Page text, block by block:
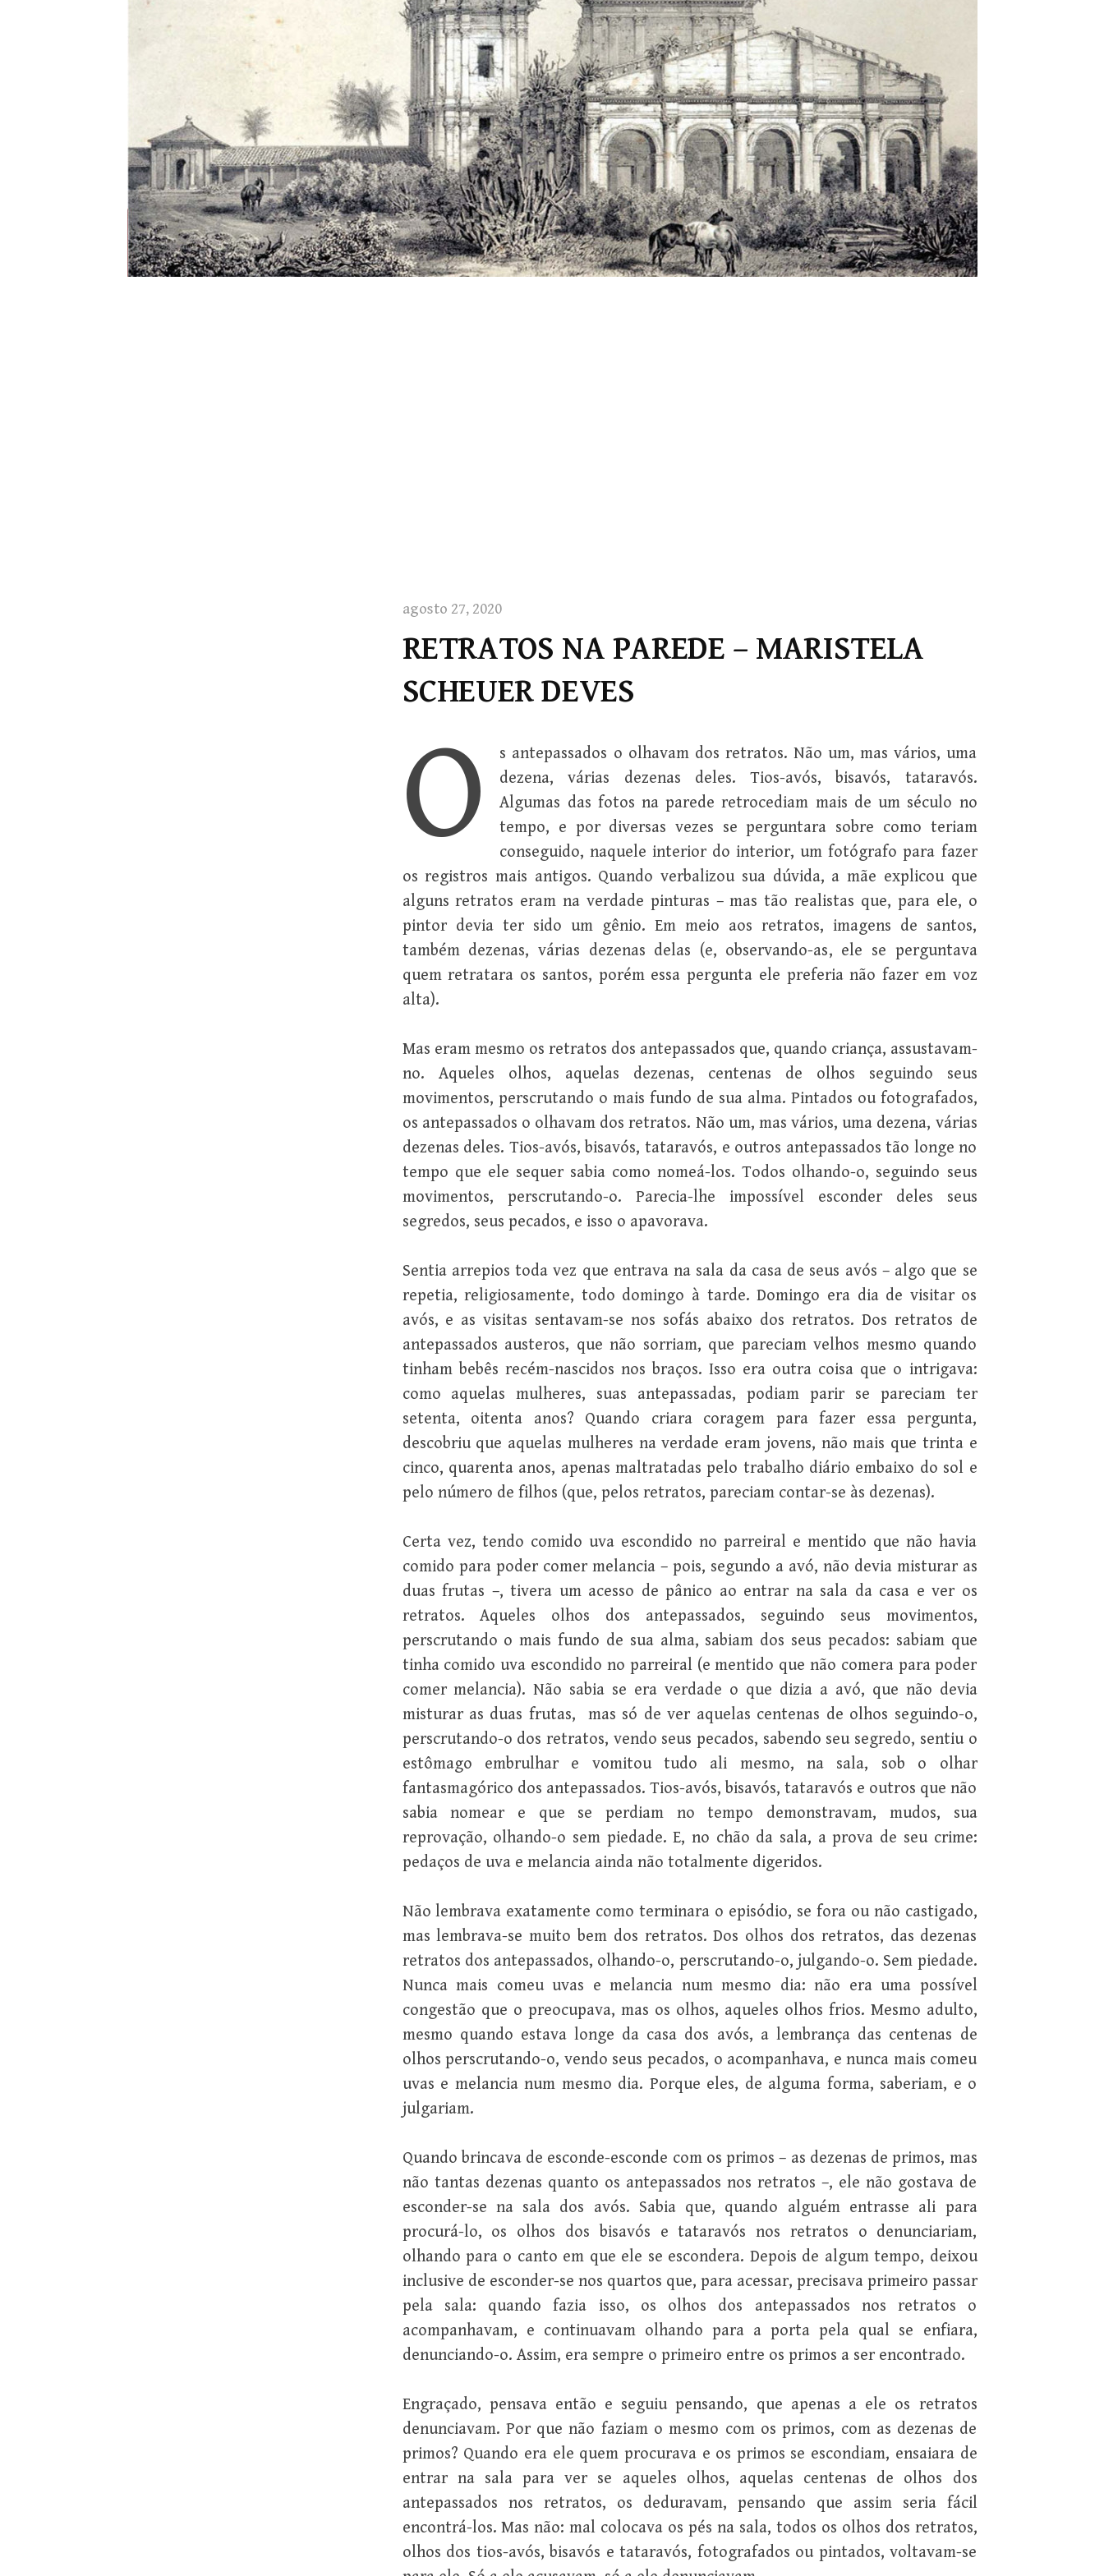
agosto 27, 2020
RETRATOS NA PAREDE – MARISTELA
SCHEUER DEVES
O
s antepassados o olhavam dos retratos. Não um, mas vários, uma
dezena, várias dezenas deles. Tios-avós, bisavós, tataravós.
Algumas das fotos na parede retrocediam mais de um século no
tempo, e por diversas vezes se perguntara sobre como teriam
conseguido, naquele interior do interior, um fotógrafo para fazer
os registros mais antigos. Quando verbalizou sua dúvida, a mãe explicou que
alguns retratos eram na verdade pinturas – mas tão realistas que, para ele, o
pintor devia ter sido um gênio. Em meio aos retratos, imagens de santos,
também dezenas, várias dezenas delas (e, observando-as, ele se perguntava
quem retratara os santos, porém essa pergunta ele preferia não fazer em voz
alta).
Mas eram mesmo os retratos dos antepassados que, quando criança, assustavam-
no. Aqueles olhos, aquelas dezenas, centenas de olhos seguindo seus
movimentos, perscrutando o mais fundo de sua alma. Pintados ou fotografados,
os antepassados o olhavam dos retratos. Não um, mas vários, uma dezena, várias
dezenas deles. Tios-avós, bisavós, tataravós, e outros antepassados tão longe no
tempo que ele sequer sabia como nomeá-los. Todos olhando-o, seguindo seus
movimentos, perscrutando-o. Parecia-lhe impossível esconder deles seus
segredos, seus pecados, e isso o apavorava.
Sentia arrepios toda vez que entrava na sala da casa de seus avós – algo que se
repetia, religiosamente, todo domingo à tarde. Domingo era dia de visitar os
avós, e as visitas sentavam-se nos sofás abaixo dos retratos. Dos retratos de
antepassados austeros, que não sorriam, que pareciam velhos mesmo quando
tinham bebês recém-nascidos nos braços. Isso era outra coisa que o intrigava:
como aquelas mulheres, suas antepassadas, podiam parir se pareciam ter
setenta, oitenta anos? Quando criara coragem para fazer essa pergunta,
descobriu que aquelas mulheres na verdade eram jovens, não mais que trinta e
cinco, quarenta anos, apenas maltratadas pelo trabalho diário embaixo do sol e
pelo número de filhos (que, pelos retratos, pareciam contar-se às dezenas).
Certa vez, tendo comido uva escondido no parreiral e mentido que não havia
comido para poder comer melancia – pois, segundo a avó, não devia misturar as
duas frutas –, tivera um acesso de pânico ao entrar na sala da casa e ver os
retratos. Aqueles olhos dos antepassados, seguindo seus movimentos,
perscrutando o mais fundo de sua alma, sabiam dos seus pecados: sabiam que
tinha comido uva escondido no parreiral (e mentido que não comera para poder
comer melancia). Não sabia se era verdade o que dizia a avó, que não devia
misturar as duas frutas, mas só de ver aquelas centenas de olhos seguindo-o,
perscrutando-o dos retratos, vendo seus pecados, sabendo seu segredo, sentiu o
estômago embrulhar e vomitou tudo ali mesmo, na sala, sob o olhar
fantasmagórico dos antepassados. Tios-avós, bisavós, tataravós e outros que não
sabia nomear e que se perdiam no tempo demonstravam, mudos, sua
reprovação, olhando-o sem piedade. E, no chão da sala, a prova de seu crime:
pedaços de uva e melancia ainda não totalmente digeridos.
Não lembrava exatamente como terminara o episódio, se fora ou não castigado,
mas lembrava-se muito bem dos retratos. Dos olhos dos retratos, das dezenas
retratos dos antepassados, olhando-o, perscrutando-o, julgando-o. Sem piedade.
Nunca mais comeu uvas e melancia num mesmo dia: não era uma possível
congestão que o preocupava, mas os olhos, aqueles olhos frios. Mesmo adulto,
mesmo quando estava longe da casa dos avós, a lembrança das centenas de
olhos perscrutando-o, vendo seus pecados, o acompanhava, e nunca mais comeu
uvas e melancia num mesmo dia. Porque eles, de alguma forma, saberiam, e o
julgariam.
Quando brincava de esconde-esconde com os primos – as dezenas de primos, mas
não tantas dezenas quanto os antepassados nos retratos –, ele não gostava de
esconder-se na sala dos avós. Sabia que, quando alguém entrasse ali para
procurá-lo, os olhos dos bisavós e tataravós nos retratos o denunciariam,
olhando para o canto em que ele se escondera. Depois de algum tempo, deixou
inclusive de esconder-se nos quartos que, para acessar, precisava primeiro passar
pela sala: quando fazia isso, os olhos dos antepassados nos retratos o
acompanhavam, e continuavam olhando para a porta pela qual se enfiara,
denunciando-o. Assim, era sempre o primeiro entre os primos a ser encontrado.
Engraçado, pensava então e seguiu pensando, que apenas a ele os retratos
denunciavam. Por que não faziam o mesmo com os primos, com as dezenas de
primos? Quando era ele quem procurava e os primos se escondiam, ensaiara de
entrar na sala para ver se aqueles olhos, aquelas centenas de olhos dos
antepassados nos retratos, os deduravam, pensando que assim seria fácil
encontrá-los. Mas não: mal colocava os pés na sala, todos os olhos dos retratos,
olhos dos tios-avós, bisavós e tataravós, fotografados ou pintados, voltavam-se